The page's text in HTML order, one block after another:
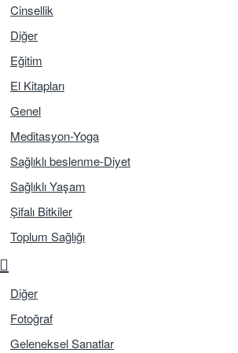
Cinsellik
Diğer
Eğitim
El Kitapları
Genel
Meditasyon-Yoga
Sağlıklı beslenme-Diyet
Sağlıklı Yaşam
Şifalı Bitkiler
Toplum Sağlığı
Diğer
Fotoğraf
Geleneksel Sanatlar